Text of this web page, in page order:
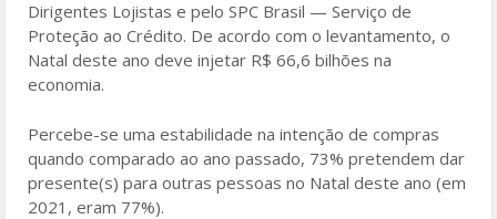
k
Dirigentes Lojistas e pelo SPC Brasil — Serviço de
Proteção ao Crédito. De acordo com o levantamento, o
Natal deste ano deve injetar R$ 66,6 bilhões na
economia.
Percebe-se uma estabilidade na intenção de compras
quando comparado ao ano passado, 73% pretendem dar
presente(s) para outras pessoas no Natal deste ano (em
2021, eram 77%).